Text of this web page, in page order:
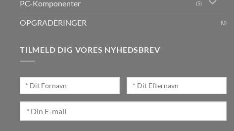
PC-Komponenter (5)
OPGRADERINGER (0)
TILMELD DIG VORES NYHEDSBREV